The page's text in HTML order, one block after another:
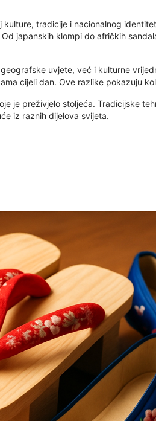
tradicije i nacionalnog
japanskih klompi do afričkih
uvjete, već i kulturne
cijeli dan. Ove razlike pokazuju
je preživjelo stoljeća. Tradicijske
iz raznih dijelova svijeta.